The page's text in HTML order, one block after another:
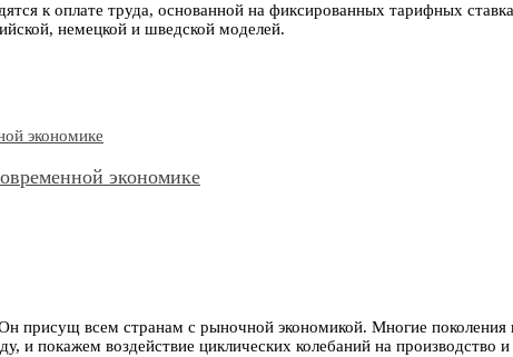
к оплате труда, основанной на фиксированных тарифных
немецкой и шведской моделей.
экономике
всем странам с рыночной экономикой. Многие поколения
покажем воздействие циклических колебаний на производство и